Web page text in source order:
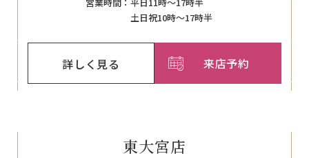
営業時間： 平日11時～17時半
土日祝10時～17時半
詳しく見る 来店予約
東大宮店